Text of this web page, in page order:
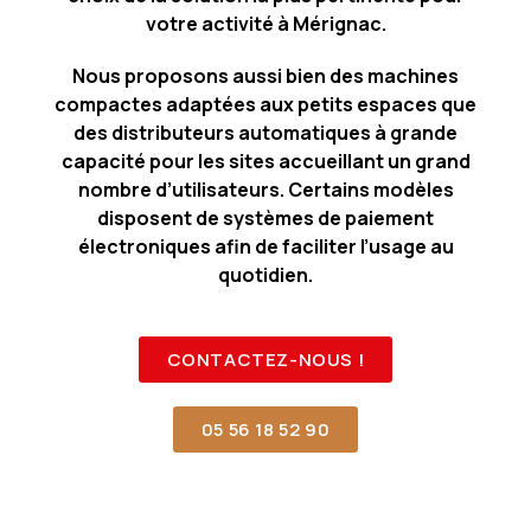
votre activité à Mérignac.
Nous proposons aussi bien des machines
compactes adaptées aux petits espaces que
des distributeurs automatiques à grande
capacité pour les sites accueillant un grand
nombre d’utilisateurs. Certains modèles
disposent de systèmes de paiement
électroniques afin de faciliter l’usage au
quotidien.
CONTACTEZ-NOUS !
05 56 18 52 90